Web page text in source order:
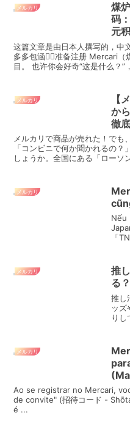
メルカリ
煤
码
元
这篇文章是由日本人撰写的，中
多多包涵🙇‍♀️准备注册 Mercari（
目。 也许你会好奇“这是什么？
メルカリ
【
か
徹
メルカリで商品が売れた！でも
「コンビニで何か聞かれるの
しょうか。全国にある「ローソ
なスポットです。現地で専用
メルカリ
Nếu
「
メルカリ
推
る
推し
ッズ
りし
に
メ
コン
限定
メルカリ
Ao se registrar no Mercari,
de convite" (招待コード -
é ...